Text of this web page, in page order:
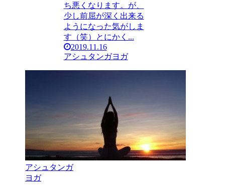
ち悪くなります。が、
少し前屈が深く出来る
ようになった気がしま
す（笑）とにかく...
2019.11.16
アシュタンガヨガ
アシュタンガ
ヨガ